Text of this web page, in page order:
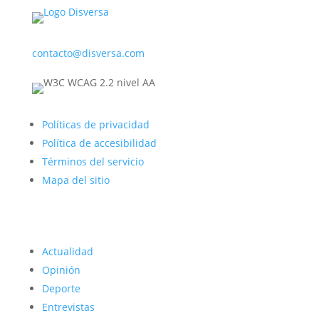
contacto@disversa.com
Políticas de privacidad
Política de accesibilidad
Términos del servicio
Mapa del sitio
Actualidad
Opinión
Deporte
Entrevistas